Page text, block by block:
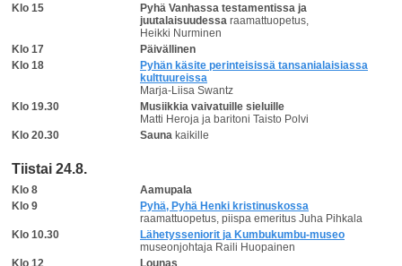
Klo 15
Pyhä Vanhassa testamentissa ja
juutalaisuudessa raamattuopetus,
Heikki Nurminen
Klo 17
Päivällinen
Klo 18
Pyhän käsite perinteisissä tansanialaisiassa
kulttuureissa
Marja-Liisa Swantz
Klo 19.30
Musiikkia vaivatuille sieluille
Matti Heroja ja baritoni Taisto Polvi
Klo 20.30
Sauna kaikille
Tiistai 24.8.
Klo 8
Aamupala
Klo 9
Pyhä, Pyhä Henki kristinuskossa
raamattuopetus, piispa emeritus Juha Pihkala
Klo 10.30
Lähetysseniorit ja Kumbukumbu-museo
museonjohtaja Raili Huopainen
Klo 12
Lounas